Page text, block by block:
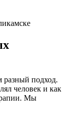
разный подход.
человек и как
Мы